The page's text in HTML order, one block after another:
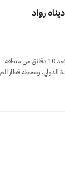
رواد
يقع فندقنا على طريق المدينة، ويتمتع بموقع مثالي على بُعد 10 دقائق من منطقة
الدولي، ومحطة قطار الم